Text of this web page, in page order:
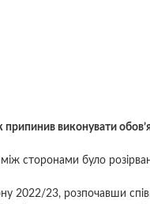
виконувати
між сторонами було
2022/23, розпочавши